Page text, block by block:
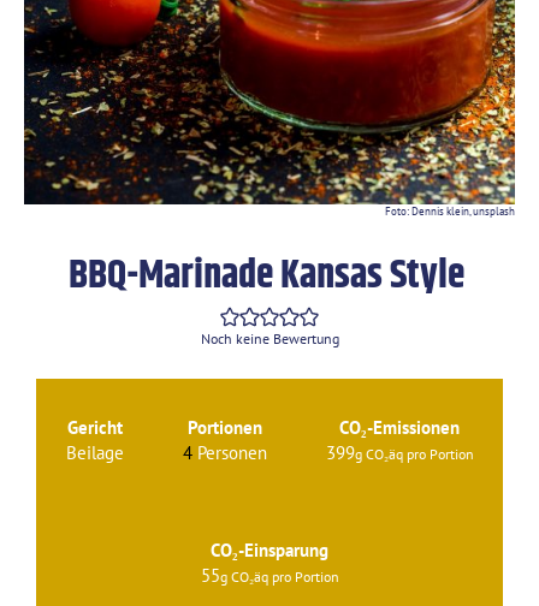
Foto: Dennis klein, unsplash
BBQ-Marinade Kansas Style
Noch keine Bewertung
Gericht
Beilage
Portionen
4 Personen
CO₂-Emissionen
399
CO₂-Einsparung
55